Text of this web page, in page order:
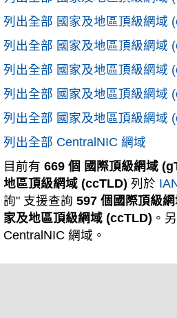
列出全部 國家及地區頂級網域
列出全部 國家及地區頂級網域
列出全部 國家及地區頂級網域
列出全部 國家及地區頂級網域
列出全部 國家及地區頂級網域
列出全部 CentralNIC 網域
目前有 669 個 國際頂級網域
地區頂級網域 (ccTLD) 列於
詢" 支援查詢 597 個國際頂級
家及地區頂級網域 (ccTLD) 。
CentralNIC 網域。